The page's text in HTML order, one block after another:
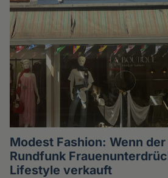
Modest Fashion: Wenn
Rundfunk
Lifestyle verkauft